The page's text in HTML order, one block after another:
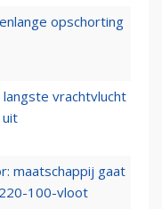
opschorting
vrachtvlucht
maatschappij gaat
100-vloot